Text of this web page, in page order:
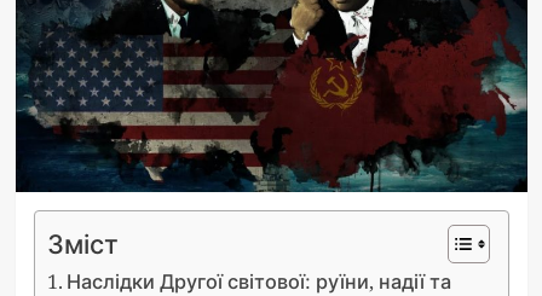
Зміст
Наслідки Другої світової: руїни, надії та